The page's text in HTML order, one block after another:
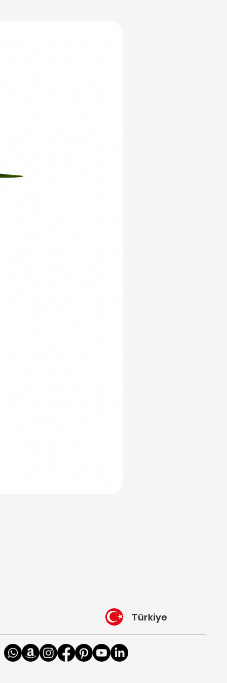
Türkiye